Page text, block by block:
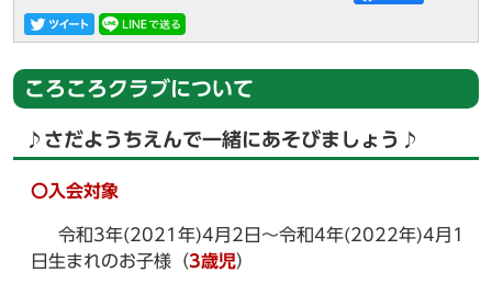
ころころクラブについて
♪さだようちえんで一緒にあそびましょう♪
〇入会対象
令和3年(2021年)4月2日～令和4年(2022年)4月1
日生まれのお子様（3歳児）